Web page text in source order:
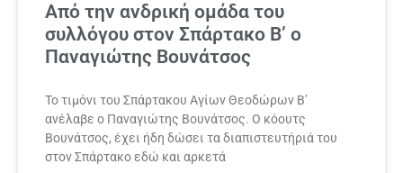
Από την ανδρική ομάδα του
συλλόγου στον Σπάρτακο Β’ ο
Παναγιώτης Βουνάτσος
Το τιμόνι του Σπάρτακου Αγίων Θεοδώρων Β’
ανέλαβε ο Παναγιώτης Βουνάτσος. Ο κόουτς
Βουνάτσος, έχει ήδη δώσει τα διαπιστευτήριά του
στον Σπάρτακο εδώ και αρκετά